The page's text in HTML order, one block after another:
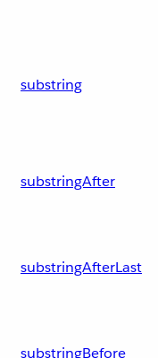
substring
substringAfter
substringAfterLast
substringBefore